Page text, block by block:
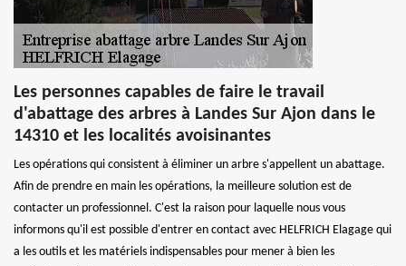
Les personnes capables de faire le travail
d'abattage des arbres à Landes Sur Ajon dans le
14310 et les localités avoisinantes
Les opérations qui consistent à éliminer un arbre s'appellent un abattage.
Afin de prendre en main les opérations, la meilleure solution est de
contacter un professionnel. C'est la raison pour laquelle nous vous
informons qu'il est possible d'entrer en contact avec HELFRICH Elagage qui
a les outils et les matériels indispensables pour mener à bien les